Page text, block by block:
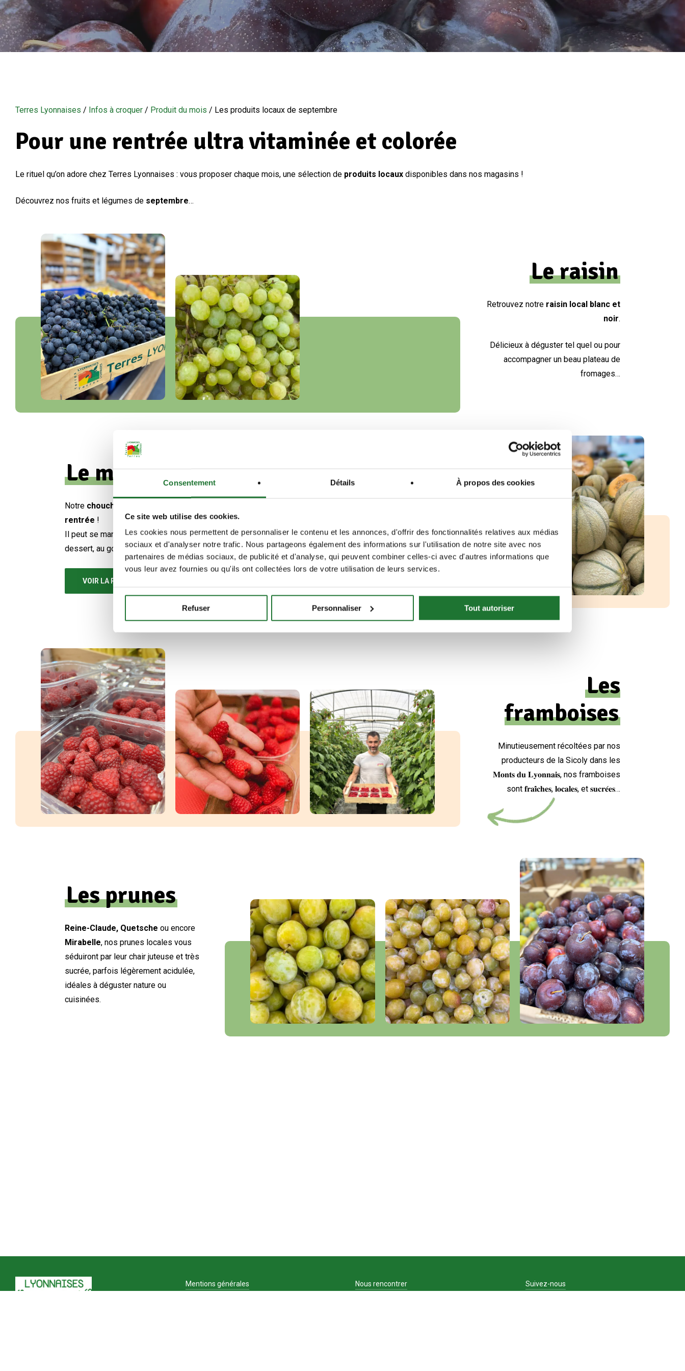
Consentement Détails À propos des cookies
Ce site web utilise des cookies.
Les cookies nous permettent de personnaliser le contenu et les annonces, d'offrir des fonctionnalités relatives aux médias
sociaux et d'analyser notre trafic. Nous partageons également des informations sur l'utilisation de notre site avec nos
partenaires de médias sociaux, de publicité et d'analyse, qui peuvent combiner celles-ci avec d'autres informations que
vous leur avez fournies ou qu'ils ont collectées lors de votre utilisation de leurs services.
Refuser Personnaliser Tout autoriser
Terres Lyonnaises / Infos à croquer / Produit du mois / Les produits locaux de septembre
Pour une rentrée ultra vitaminée et colorée
Le rituel qu’on adore chez Terres Lyonnaises : vous proposer chaque mois, une sélection de produits locaux disponibles dans nos magasins !
Découvrez nos fruits et légumes de septembre…
Le raisin
Retrouvez notre raisin local blanc et
noir.
Délicieux à déguster tel quel ou pour
accompagner un beau plateau de
fromages…
Le melons
Notre chouchou de l’été et de la
rentrée !
Il peut se manger en entrée, en
dessert, au goûter…
VOIR LA RECETTE
Les
framboises
Minutieusement récoltées par nos
producteurs de la Sicoly dans les
𝐌𝐨𝐧𝐭𝐬 𝐝𝐮 𝐋𝐲𝐨𝐧𝐧𝐚𝐢𝐬, nos framboises
sont 𝐟𝐫𝐚𝐢̂𝐜𝐡𝐞𝐬, 𝐥𝐨𝐜𝐚𝐥𝐞𝐬, et 𝐬𝐮𝐜𝐫𝐞́𝐞𝐬…
Les prunes
Reine-Claude, Quetsche ou encore
Mirabelle, nos prunes locales vous
séduiront par leur chair juteuse et très
sucrée, parfois légèrement acidulée,
idéales à déguster nature ou
cuisinées.
Mentions générales Nous rencontrer Suivez-nous